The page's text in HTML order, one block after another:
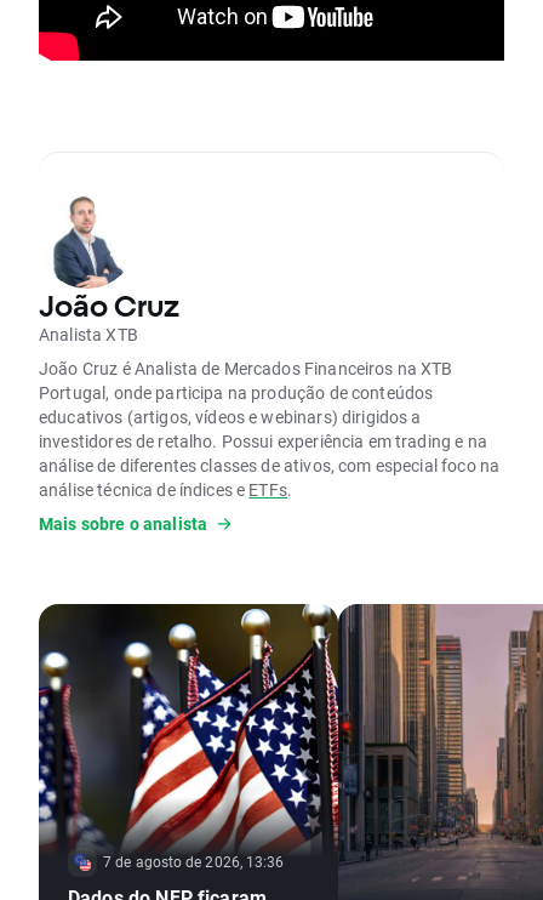
João Cruz
Analista XTB
João Cruz é Analista de Mercados Financeiros na XTB
Portugal, onde participa na produção de conteúdos
educativos (artigos, vídeos e webinars) dirigidos a
investidores de retalho. Possui experiência em trading e na
análise de diferentes classes de ativos, com especial foco na
análise técnica de índices e ETFs.
Colabora com a Rankia na criação de conteúdos financeiros
to Trader, que integra um canal de YouTube dedicado à
análise técnica de ativos financeiros e um blog com cerca de
400 artigos publicados sobre análise macroeconómica e
análise técnica.
Encontra-se atualmente em fase de conclusão da
licenciatura em Finanças pela Universidade de Aveiro.
Mais sobre o analista
7 de agosto de 2026, 13:36